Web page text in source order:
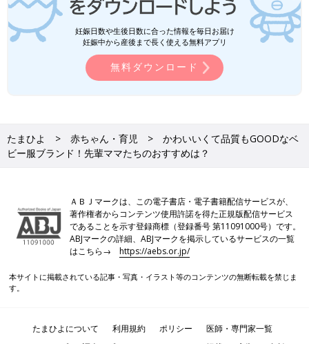
●デザインに小技が利いている。（東京都／
マ）
●ほかにはない、遊び心のあるデザインが多
す。（産後1年6ヶ月のママ）
公式サイトで見る
日本製の安心感から多くのママが支持
妊娠日数や生後日数に合った情報を毎日お届け
妊娠中から産後まで長く使える無料アプリ
無料ダウンロード
たまひよ 赤ちゃん・育児
かわいいくて品質もGOODなベ
ビー服ブランド！先輩ママたちのおすすめは？
ＡＢＪマークは、この電子書店・電子書籍配信サービスが、
著作権者からコンテンツ使用許諾を得た正規版配信サービス
であることを示す登録商標（登録番号 第11091000号）です。
ABJマークの詳細、ABJマークを掲示しているサービスの一覧
はこちら→https://aebs.or.jp/
本サイトに掲載されている記事・写真・イラスト等のコンテンツの無断転載を禁じま
す。
たまひよについて 利用規約 ポリシー
医師・専門家一覧